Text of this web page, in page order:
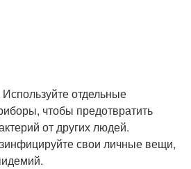
отдельные
чтобы предотвратить
от других людей.
свои личные вещи,